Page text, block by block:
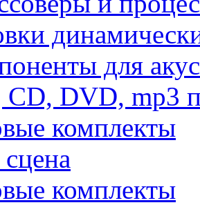
для
DVD, mp3
комплекты
комплекты